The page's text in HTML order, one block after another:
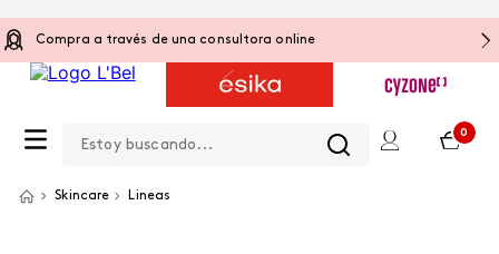
Compra a través de una consultora online
0
Skincare Lineas